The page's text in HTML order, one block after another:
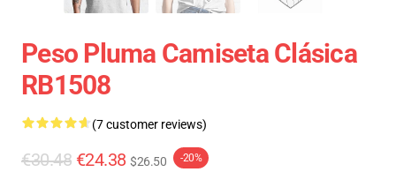
Peso Pluma Camiseta Clásica
RB1508
(7 customer reviews)
€30.48 €24.38 $26.50 -20%